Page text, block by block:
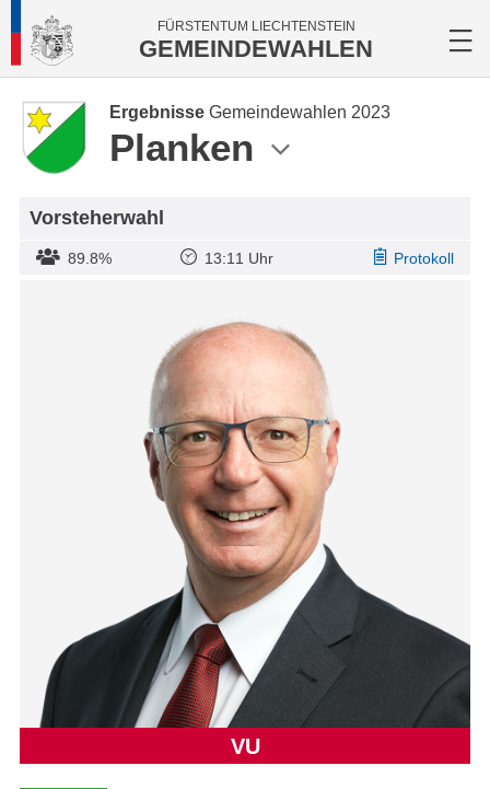
FÜRSTENTUM LIECHTENSTEIN
GEMEINDEWAHLEN
Ergebnisse Gemeindewahlen 2023
Planken
Vorsteherwahl
89.8% 13:11 Uhr Protokoll
VU